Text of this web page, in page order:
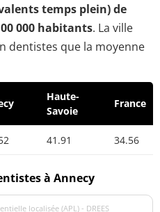
temps plein) de
000 habitants. La ville
dentistes que la moyenne
Haute-
Savoie
France
41.91 34.56
à Annecy
localisée (APL) - DREES